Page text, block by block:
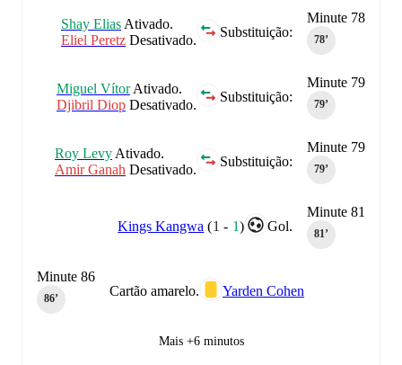
Minute 78
78‎’‎
Substituição:
Shay Elias Ativado.
Eliel Peretz Desativado.
Minute 79
79‎’‎
Substituição:
Miguel VítorAtivado.
Djibril Diop Desativado.
Minute 79
79‎’‎
Substituição:
Roy Levy Ativado.
Amir Ganah Desativado.
Minute 81
81‎’‎
Gol.
Kings Kangwa (1 - 1)
Cartão amarelo. Yarden Cohen
Minute 86
86‎’‎
Mais +6 minutos